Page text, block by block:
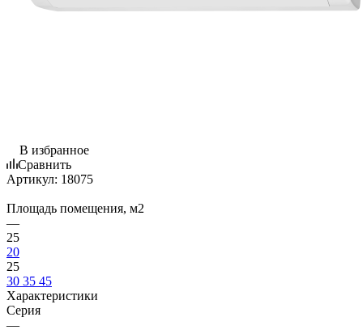
В избранное
Сравнить
Артикул: 18075
Площадь помещения, м2
—
25
20
25
30 35 45
Характеристики
Серия
—